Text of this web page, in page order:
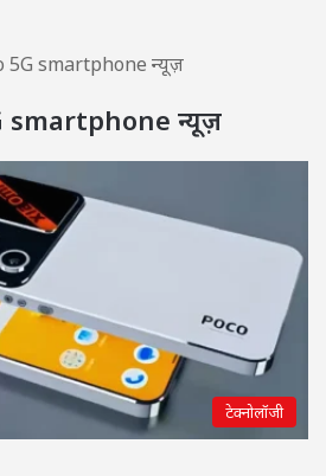
5G smartphone न्यूज़
smartphone न्यूज़
टेक्नोलॉजी